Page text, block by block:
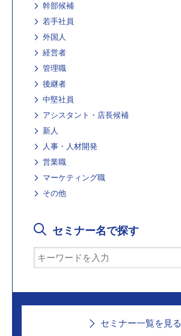
幹部候補
若手社員
外国人
経営者
管理職
後継者
中堅社員
アシスタント・店長候補
新人
人事・人材開発
営業職
マーケティング職
その他
セミナー名で探す
セミナー一覧を見る